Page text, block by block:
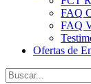
FAQ
FAQ
Ofertas de